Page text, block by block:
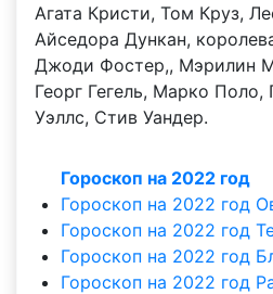
Агата Кристи, Том Круз,
Айседора Дункан,
Джоди Фостер,, Мэрилин
Георг Гегель, Марко
Уэллс, Стив Уандер.
Гороскоп на 2022 год
Гороскоп на 2022 год
Гороскоп на 2022 год
Гороскоп на 2022 год
Гороскоп на 2022 год